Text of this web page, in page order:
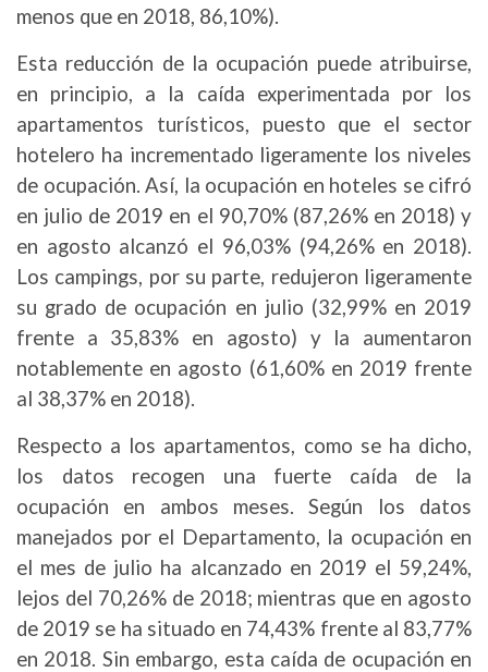
menos que en 2018, 86,10%).
Esta reducción de la ocupación puede atribuirse,
en principio, a la caída experimentada por los
apartamentos turísticos, puesto que el sector
hotelero ha incrementado ligeramente los niveles
de ocupación. Así, la ocupación en hoteles se cifró
en julio de 2019 en el 90,70% (87,26% en 2018) y
en agosto alcanzó el 96,03% (94,26% en 2018).
Los campings, por su parte, redujeron ligeramente
su grado de ocupación en julio (32,99% en 2019
frente a 35,83% en agosto) y la aumentaron
notablemente en agosto (61,60% en 2019 frente
al 38,37% en 2018).
Respecto a los apartamentos, como se ha dicho,
los datos recogen una fuerte caída de la
ocupación en ambos meses. Según los datos
manejados por el Departamento, la ocupación en
el mes de julio ha alcanzado en 2019 el 59,24%,
lejos del 70,26% de 2018; mientras que en agosto
de 2019 se ha situado en 74,43% frente al 83,77%
en 2018. Sin embargo, esta caída de ocupación en